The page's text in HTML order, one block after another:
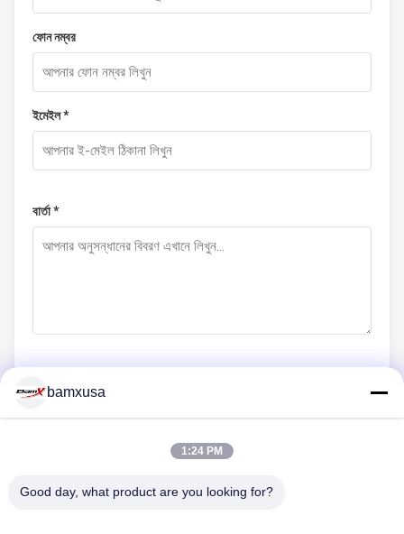
ফোন নম্বর
ইমেইল *
বার্তা *
আমাদের সাথে যোগাযোগ
bamxusa
1:24 PM
Good day, what product are you looking for?